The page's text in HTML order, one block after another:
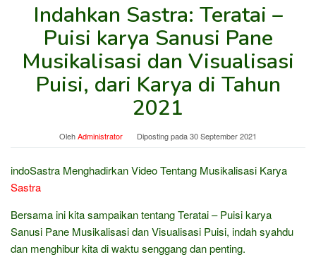
Indahkan Sastra: Teratai –
Puisi karya Sanusi Pane
Musikalisasi dan Visualisasi
Puisi, dari Karya di Tahun
2021
OlehAdministrator Diposting pada30 September 2021
indoSastra Menghadirkan Video Tentang Musikalisasi Karya
Sastra
Bersama ini kita sampaikan tentang Teratai – Puisi karya
Sanusi Pane Musikalisasi dan Visualisasi Puisi, indah syahdu
dan menghibur kita di waktu senggang dan penting.